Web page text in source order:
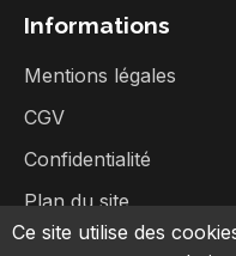
Informations
Mentions légales
CGV
Confidentialité
Plan du site
Ce site utilise des